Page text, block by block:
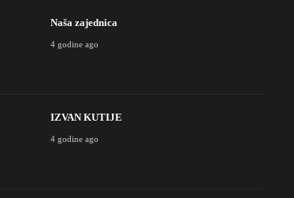
Naša zajednica
4 godine ago
IZVAN KUTIJE
4 godine ago